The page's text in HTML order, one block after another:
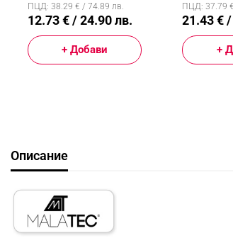
ПЦД: 38.29 € / 74.89 лв.
12.73 € / 24.90 лв.
+ Добави
ПЦД: 37.79
21.43 €
+
Описание